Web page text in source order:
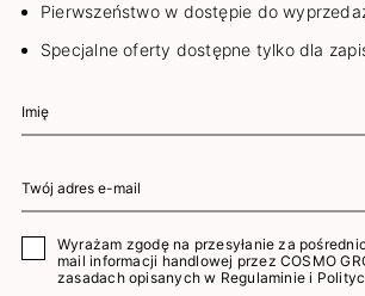
Pierwszeństwo w dostępie do
Specjalne oferty dostępne tylko dla
Wyrażam zgodę na przesyłanie za
mail informacji handlowej przez COSMO
zasadach opisanych w Regulaminie i